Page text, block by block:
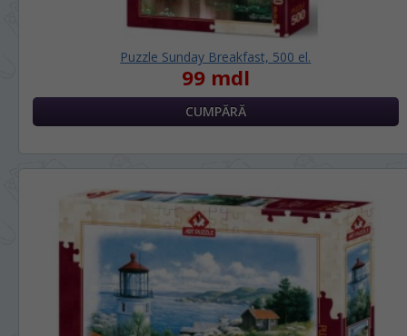
Puzzle Sunday Breakfast, 500 el.
99 mdl